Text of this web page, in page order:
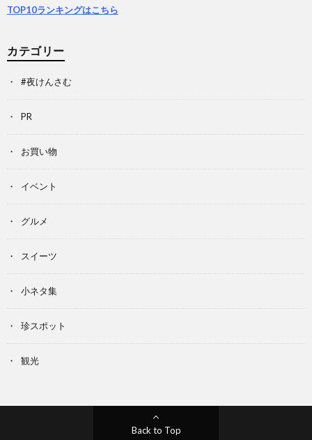
TOP10ランキングはこちら
カテゴリー
#夜けんさむ
PR
お買い物
イベント
グルメ
スイーツ
小ネタ集
珍スポット
観光
Back to Top